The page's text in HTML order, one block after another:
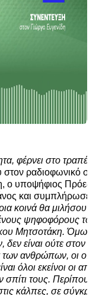
φέρνει στο τραπέζι
στον ραδιοφωνικό
ο υποψήφιος
και συμπλήρωσε:
κοινά θα μιλήσουν,
ψηφοφόρους
Μητσοτάκη. Όμως,
είναι ούτε στον
ανθρώπων, οι
όλοι εκείνοι οι
τους. Περίπου
κάλπες, σε